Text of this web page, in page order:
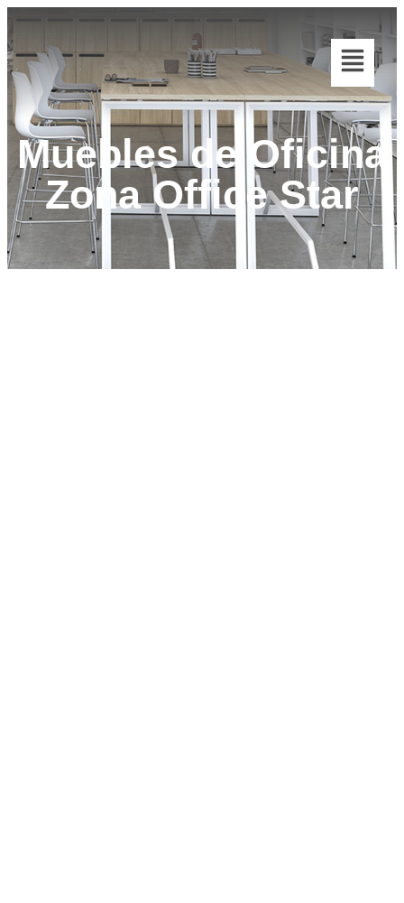
Muebles de Oficina
Zona Office Star